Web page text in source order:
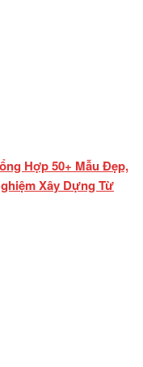
Hợp 50+ Mẫu Đẹp,
Xây Dựng Từ